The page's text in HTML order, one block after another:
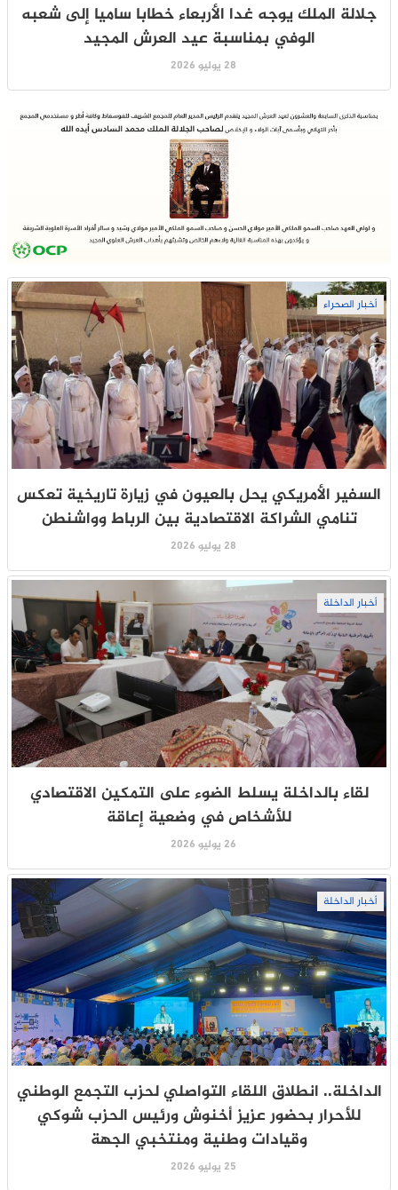
جلالة الملك يوجه غدا الأربعاء خطابا ساميا إلى شعبه
الوفي بمناسبة عيد العرش المجيد
28 يوليو 2026
أخبار الصحراء
السفير الأمريكي يحل بالعيون في زيارة تاريخية تعكس
تنامي الشراكة الاقتصادية بين الرباط وواشنطن
28 يوليو 2026
أخبار الداخلة
لقاء بالداخلة يسلط الضوء على التمكين الاقتصادي
للأشخاص في وضعية إعاقة
26 يوليو 2026
أخبار الداخلة
الداخلة.. انطلاق اللقاء التواصلي لحزب التجمع الوطني
للأحرار بحضور عزيز أخنوش ورئيس الحزب شوكي
وقيادات وطنية ومنتخبي الجهة
25 يوليو 2026